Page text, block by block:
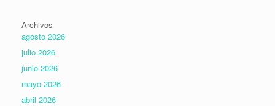
Archivos
agosto 2026
julio 2026
junio 2026
mayo 2026
abril 2026